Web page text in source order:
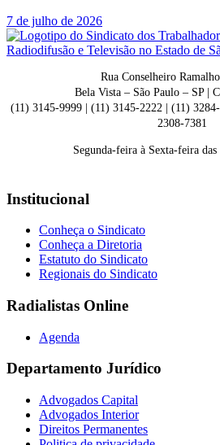
7 de julho de 2026
Rua Conselheiro
Bela Vista – São Paulo – SP |
(11) 3145-9999 | (11) 3145-2222 | (11)
2308-7381
Segunda-feira à Sexta-feira das
Institucional
Conheça o Sindicato
Conheça a Diretoria
Estatuto do Sindicato
Regionais do Sindicato
Radialistas Online
Agenda
Departamento Jurídico
Advogados Capital
Advogados Interior
Direitos Permanentes